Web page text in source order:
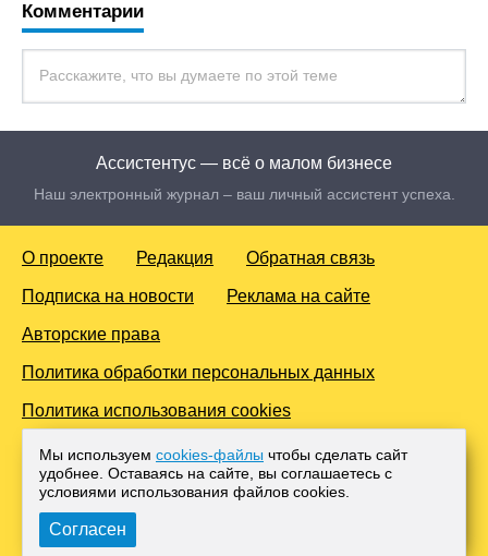
Комментарии
Ассистентус — всё о малом бизнесе
Наш электронный журнал – ваш личный ассистент успеха.
О проекте Редакция Обратная связь
Подписка на новости Реклама на сайте
Авторские права
Политика обработки персональных данных
Политика использования cookies
© 2016-2026 Все права защищены. Для лиц старше 18 лет.
Любое копирование материалов и тиражирование в сети
Интернет, либо печатных изданиях без согласования с
Администрацией проекта, преследуется законом.
Мы используем cookies-файлы чтобы сделать сайт
удобнее. Оставаясь на сайте, вы соглашаетесь с
условиями использования файлов cооkies.
Согласен